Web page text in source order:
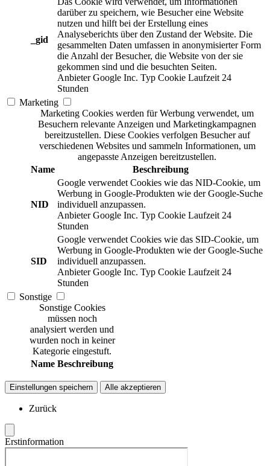
_gid
darüber zu speichern, wie Besucher eine Website
nutzen und hilft bei der Erstellung eines
Analyseberichts über den Zustand der Website. Die
gesammelten Daten umfassen in anonymisierter Form
die Anzahl der Besucher, die Website von der sie
gekommen sind und die besuchten Seiten.
Anbieter Google Inc. Typ Cookie Laufzeit 24
Stunden
Marketing
Marketing Cookies werden für Werbung verwendet, um
Besuchern relevante Anzeigen und Marketingkampagnen
bereitzustellen. Diese Cookies verfolgen Besucher auf
verschiedenen Websites und sammeln Informationen, um
angepasste Anzeigen bereitzustellen.
Name
Beschreibung
NID
Google verwendet Cookies wie das NID-Cookie, um
Werbung in Google-Produkten wie der Google-Suche
individuell anzupassen.
Anbieter Google Inc. Typ Cookie Laufzeit 24
Stunden
SID
Google verwendet Cookies wie das SID-Cookie, um
Werbung in Google-Produkten wie der Google-Suche
individuell anzupassen.
Anbieter Google Inc. Typ Cookie Laufzeit 24
Stunden
Sonstige
Sonstige Cookies
müssen noch
analysiert werden und
wurden noch in keiner
Kategorie eingestuft.
Name Beschreibung
Einstellungen speichern Alle akzeptieren
Zurück
Erstinformation